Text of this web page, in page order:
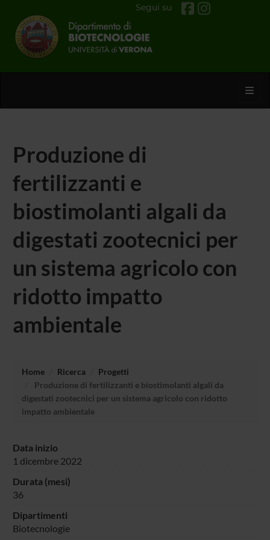
Segui su
Produzione di
fertilizzanti e
biostimolanti algali da
digestati zootecnici per
un sistema agricolo con
ridotto impatto
ambientale
Home Ricerca
Progetti
Produzione di fertilizzanti e biostimolanti algali da
digestati zootecnici per un sistema agricolo con ridotto
impatto ambientale
Data inizio
1 dicembre 2022
Durata (mesi)
36
Dipartimenti
Biotecnologie